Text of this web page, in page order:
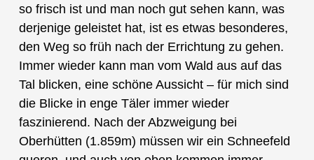
so frisch ist und man noch gut sehen kann, was
derjenige geleistet hat, ist es etwas besonderes,
den Weg so früh nach der Errichtung zu gehen.
Immer wieder kann man vom Wald aus auf das
Tal blicken, eine schöne Aussicht – für mich sind
die Blicke in enge Täler immer wieder
faszinierend. Nach der Abzweigung bei
Oberhütten (1.859m) müssen wir ein Schneefeld